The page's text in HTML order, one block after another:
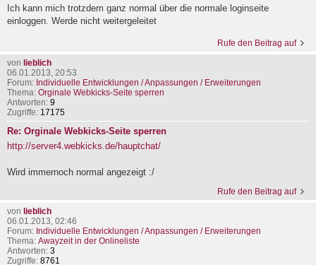
Ich kann mich trotzdem ganz normal über die normale loginseite
einloggen. Werde nicht weitergeleitet
Rufe den Beitrag auf
von lieblich
06.01.2013, 20:53
Forum: Individuelle Entwicklungen / Anpassungen / Erweiterungen
Thema: Orginale Webkicks-Seite sperren
Antworten: 9
Zugriffe: 17175
Re: Orginale Webkicks-Seite sperren
http://server4.webkicks.de/hauptchat/
Wird immernoch normal angezeigt :/
Rufe den Beitrag auf
von lieblich
06.01.2013, 02:46
Forum: Individuelle Entwicklungen / Anpassungen / Erweiterungen
Thema: Awayzeit in der Onlineliste
Antworten: 3
Zugriffe: 8761